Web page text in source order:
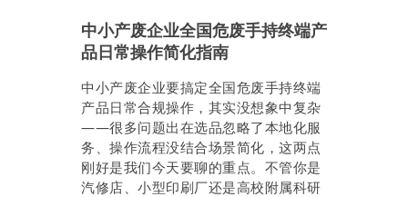
中小产废企业全国危废手持终端产
品日常操作简化指南
中小产废企业要搞定全国危废手持终端
产品日常合规操作，其实没想象中复杂
——很多问题出在选品忽略了本地化服
务、操作流程没结合场景简化，这两点
刚好是我们今天要聊的重点。不管你是
汽修店、小型印刷厂还是高校附属科研